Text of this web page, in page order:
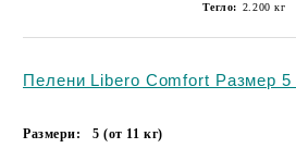
Тегло: 2.200 кг
Пелени Libero Comfort Размер 5
Размери:
5 (от 11 кг)